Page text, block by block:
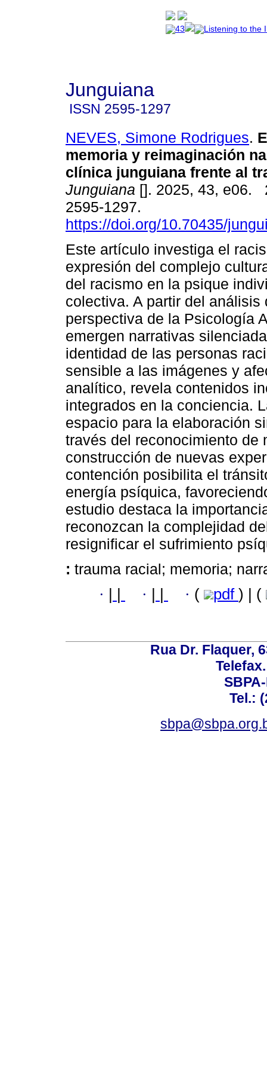
Junguiana
ISSN 2595-1297
NEVES, Simone Rodrigues.
memoria y reimaginación
clínica junguiana frente al
Junguiana []. 2025, 43, e06.
2595-1297.
https://doi.org/10.70435/
Este artículo investiga el
expresión del complejo
del racismo en la psique
colectiva. A partir del
perspectiva de la Psicología
emergen narrativas
identidad de las personas
sensible a las imágenes y
analítico, revela contenidos
integrados en la conciencia.
espacio para la elaboración
través del reconocimiento de
construcción de nuevas
contención posibilita el
energía psíquica,
estudio destaca la
reconozcan la complejidad
resignificar el sufrimiento
: trauma racial; memoria;
· · · ( pdf ) | (
Rua Dr. Flaquer,
Tel.: